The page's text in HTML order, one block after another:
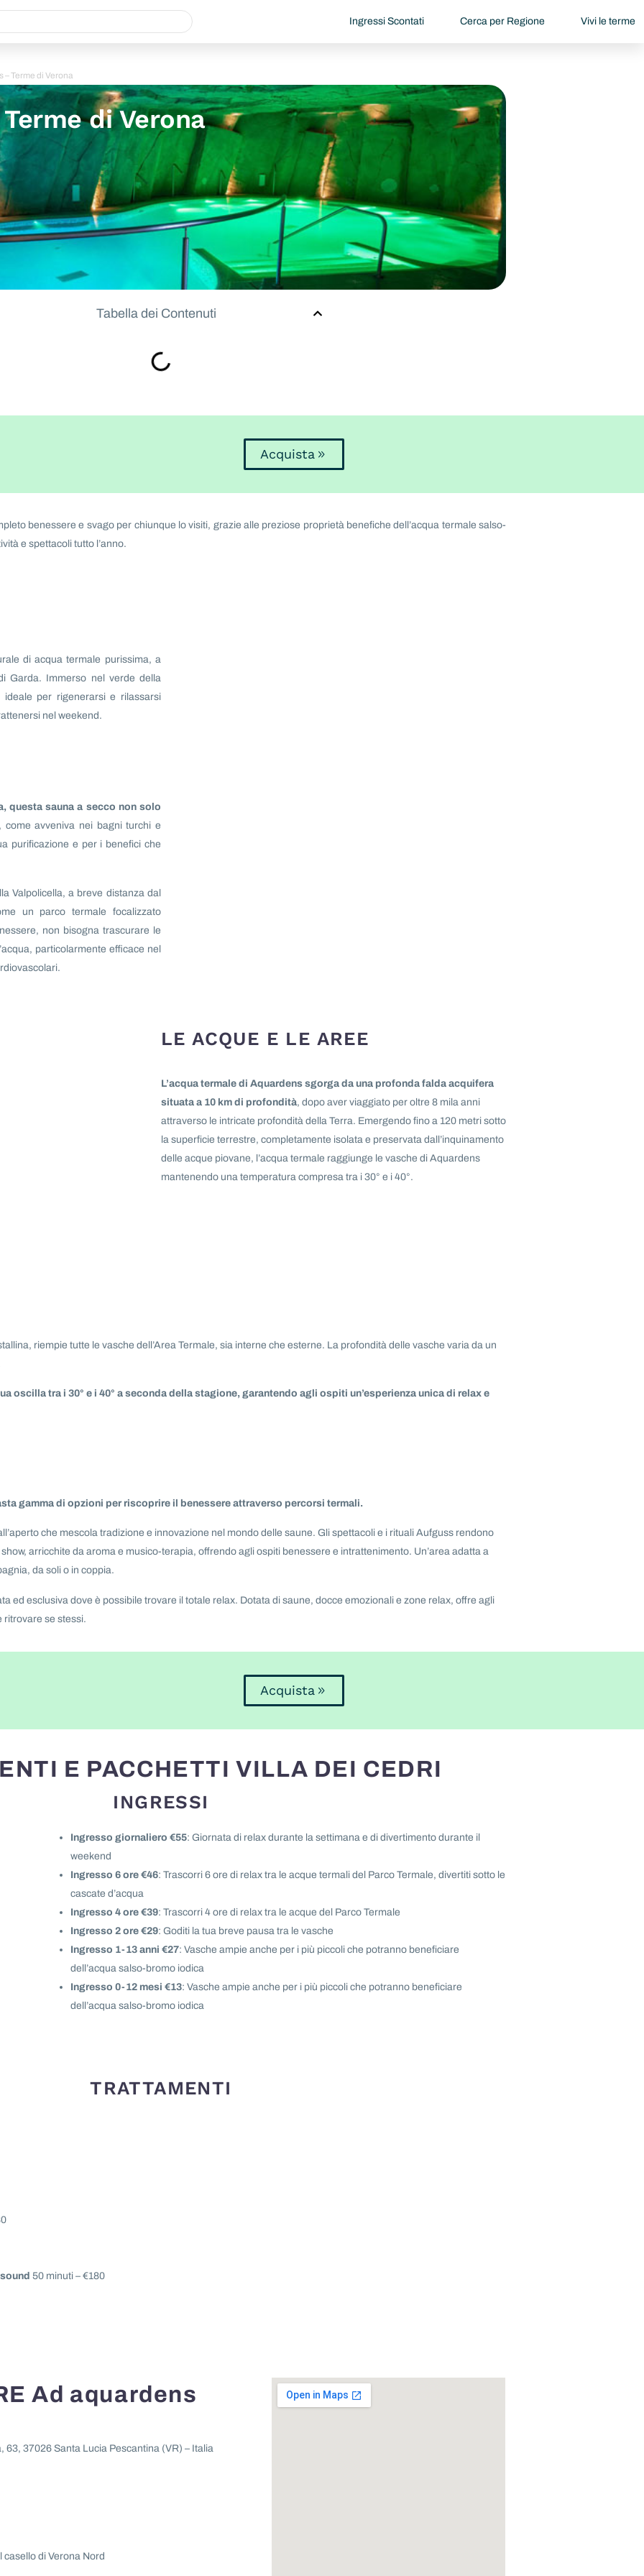
Ingressi Scontati Cerca per Regione Vivi le terme
– Terme di Verona
di Verona
Tabella dei Contenuti
Acquista
benessere e svago per chiunque lo visiti, grazie alle preziose proprietà benefiche dell’acqua termale salso-
e spettacoli tutto l’anno.
di acqua termale purissima, a
Garda. Immerso nel verde della
ideale per rigenerarsi e rilassarsi
nel weekend.
questa sauna a secco non solo
, come avveniva nei bagni turchi e
purificazione e per i benefici che
Valpolicella, a breve distanza dal
un parco termale focalizzato
non bisogna trascurare le
particolarmente efficace nel
LE ACQUE E LE AREE
L’acqua termale di Aquardens sgorga da una profonda falda acquifera
situata a 10 km di profondità, dopo aver viaggiato per oltre 8 mila anni
attraverso le intricate profondità della Terra. Emergendo fino a 120 metri sotto
la superficie terrestre, completamente isolata e preservata dall’inquinamento
delle acque piovane, l’acqua termale raggiunge le vasche di Aquardens
mantenendo una temperatura compresa tra i 30° e i 40°.
riempie tutte le vasche dell’Area Termale, sia interne che esterne. La profondità delle vasche varia da un
oscilla tra i 30° e i 40° a seconda della stagione, garantendo agli ospiti un’esperienza unica di relax e
gamma di opzioni per riscoprire il benessere attraverso percorsi termali.
che mescola tradizione e innovazione nel mondo delle saune. Gli spettacoli e i rituali Aufguss rendono
arricchite da aroma e musico-terapia, offrendo agli ospiti benessere e intrattenimento. Un’area adatta a
da soli o in coppia.
ed esclusiva dove è possibile trovare il totale relax. Dotata di saune, docce emozionali e zone relax, offre agli
ritrovare se stessi.
Acquista
E PACCHETTI VILLA DEI CEDRI
INGRESSI
Ingresso giornaliero €55: Giornata di relax durante la settimana e di divertimento durante il
weekend
Ingresso 6 ore €46: Trascorri 6 ore di relax tra le acque termali del Parco Termale, divertiti sotto le
cascate d’acqua
Ingresso 4 ore €39: Trascorri 4 ore di relax tra le acque del Parco Termale
Ingresso 2 ore €29: Goditi la tua breve pausa tra le vasche
Ingresso 1-13 anni €27: Vasche ampie anche per i più piccoli che potranno beneficiare
dell’acqua salso-bromo iodica
Ingresso 0-12 mesi €13: Vasche ampie anche per i più piccoli che potranno beneficiare
dell’acqua salso-bromo iodica
TRATTAMENTI
50 minuti – €180
Ad aquardens
63, 37026 Santa Lucia Pescantina (VR) – Italia
casello di Verona Nord